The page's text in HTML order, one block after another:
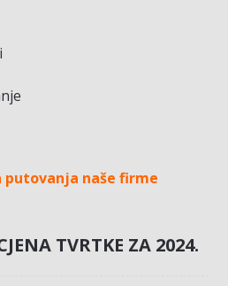
putovanja naše firme
TVRTKE ZA 2024.